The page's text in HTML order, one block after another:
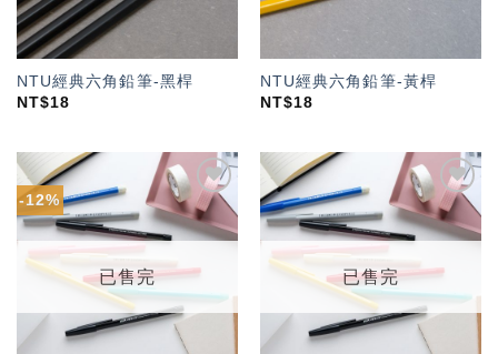
NTU經典六角鉛筆-黑桿
NT$18
NTU經典六角鉛筆-黃桿
NT$18
-12%
加入
「願
望輕
已售完
加入
「願
望輕
已售完